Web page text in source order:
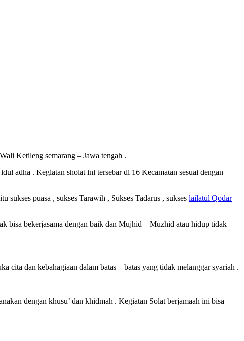
Ketileng semarang – Jawa tengah .
adha . Kegiatan sholat ini tersebar di 16 Kecamatan sesuai dengan
sukses puasa , sukses Tarawih , Sukses Tadarus , sukses lailatul Qodar
bisa bekerjasama dengan baik dan Mujhid – Muzhid atau hidup tidak
cita dan kebahagiaan dalam batas – batas yang tidak melanggar syariah .
dengan khusu’ dan khidmah . Kegiatan Solat berjamaah ini bisa